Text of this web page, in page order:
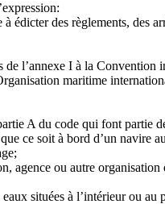
édicter des règlements, des
l’annexe I à la
maritime
A du code qui font partie
ce soit à bord d’un navire
agence ou autre
situées à l’intérieur ou